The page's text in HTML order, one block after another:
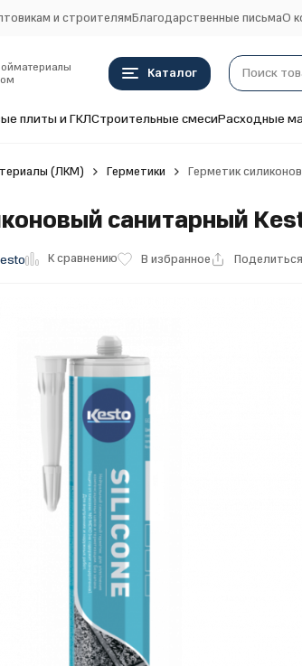
и строителямБлагодарственные письмаО
Каталог
плиты и ГКЛСтроительные смесиРасходные
(ЛКМ) Герметики Герметик
санитарный
К сравнению В избранное Поделиться